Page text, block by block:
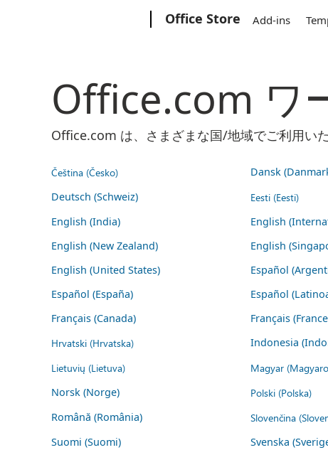
Office Store Add-ins
Office.com ワ
Office.com は、さまざまな国/地域でご利用い
Čeština (Česko) Dansk
Deutsch (Schweiz)
Eesti (Eesti)
English (India)
English
English (New Zealand)
English
English (United States)
Español
Español (España)
Español
Français (Canada)
Français
Hrvatski (Hrvatska) Indonesia
Lietuvių (Lietuva)
Magyar
Norsk (Norge)
Polski (Polska)
Română (România)
Slovenčina
Suomi (Suomi) Svenska